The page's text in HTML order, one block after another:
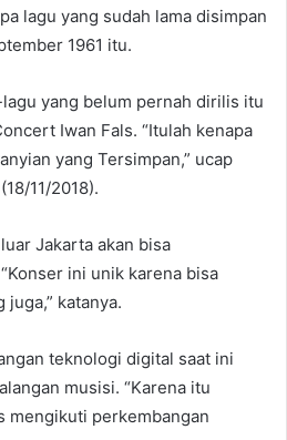
lagu yang sudah lama disimpan
1961 itu.
yang belum pernah dirilis itu
Iwan Fals. “Itulah kenapa
yang Tersimpan,” ucap
11/2018).
Jakarta akan bisa
ini unik karena bisa
katanya.
teknologi digital saat ini
musisi. “Karena itu
mengikuti perkembangan